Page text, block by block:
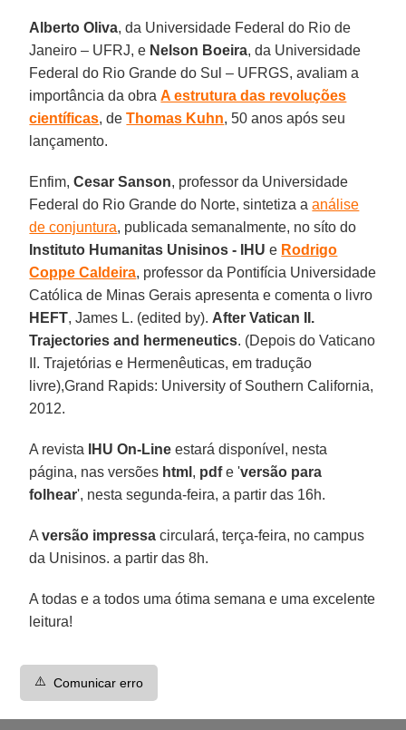
Alberto Oliva, da Universidade Federal do Rio de
Janeiro – UFRJ, e Nelson Boeira, da Universidade
Federal do Rio Grande do Sul – UFRGS, avaliam a
importância da obraA estrutura das revoluções
científicas, deThomas Kuhn, 50 anos após seu
lançamento.
Enfim,Cesar Sanson, professor da Universidade
Federal do Rio Grande do Norte, sintetiza aanálise
de conjuntura, publicada semanalmente, no síto do
Instituto Humanitas Unisinos - IHU e Rodrigo
Coppe Caldeira, professor da Pontifícia Universidade
Católica de Minas Gerais apresenta e comenta o livro
HEFT, James L. (edited by). After Vatican II.
Trajectories and hermeneutics. (Depois do Vaticano
II. Trajetórias e Hermenêuticas, em tradução
livre),Grand Rapids: University of Southern California,
2012.
A revista IHU On-Line estará disponível, nesta
página, nas versões html , pdfe 'versão para
folhear', nesta segunda-feira, a partir das 16h.
Aversão impressa circulará, terça-feira, no campus
da Unisinos. a partir das 8h.
A todas e a todos uma ótima semana e uma excelente
leitura!
⚠️ Comunicar erro